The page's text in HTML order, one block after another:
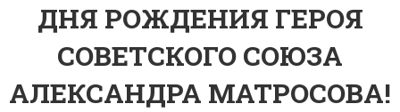
ДНЯ РОЖДЕНИЯ ГЕРОЯ
СОВЕТСКОГО СОЮЗА
АЛЕКСАНДРА МАТРОСОВА!